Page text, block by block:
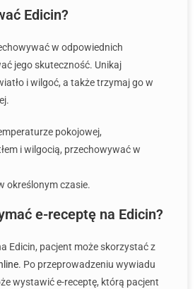
Edicin?
w odpowiednich
jego skuteczność. Unikaj
i wilgoć, a także trzymaj go w
pokojowej,
i wilgocią, przechowywać w
określonym czasie.
e-receptę na Edicin?
Edicin, pacjent może skorzystać z
. Po przeprowadzeniu wywiadu
wystawić e-receptę, którą pacjent